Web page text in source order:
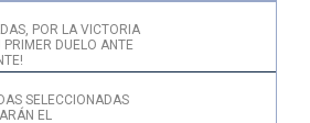
POR LA VICTORIA
PRIMER DUELO ANTE
SELECCIONADAS
EL